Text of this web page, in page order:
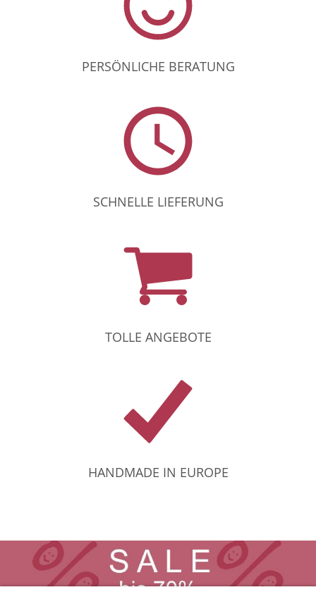
PERSÖNLICHE BERATUNG
SCHNELLE LIEFERUNG
TOLLE ANGEBOTE
HANDMADE IN EUROPE